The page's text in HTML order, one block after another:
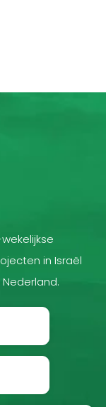
in Israël